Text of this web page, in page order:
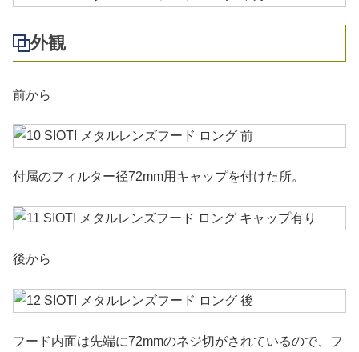
外観
前から
付属のフィルター径72mm用キャップを付けた所。
後から
フード内面は先端に72mmのネジ切がされているので、フ